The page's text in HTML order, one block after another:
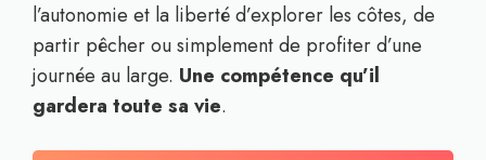
l’autonomie et la liberté d’explorer les côtes, de
partir pêcher ou simplement de profiter d’une
journée au large. Une compétence qu’il
gardera toute sa vie.